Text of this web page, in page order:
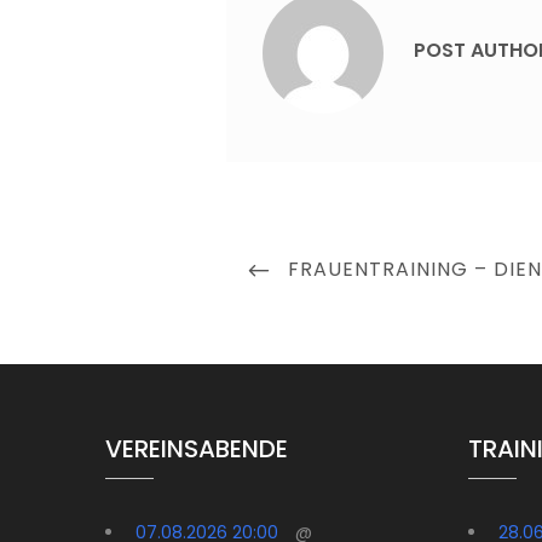
POST
Beitragsnavigation
PREVIOUS
FRAUENTRAINING –
VEREINSABENDE
07.08.2026 20:00
@